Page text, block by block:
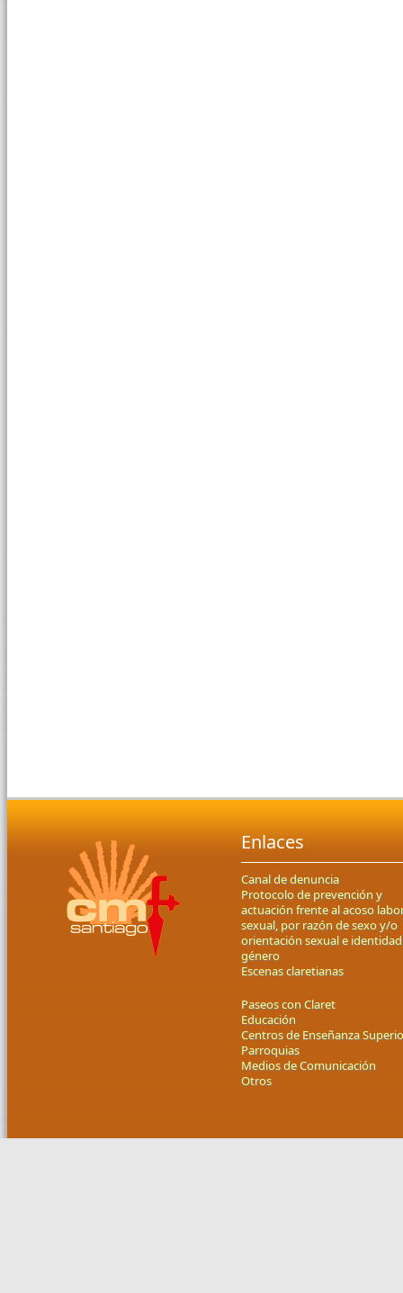
Enlaces
Canal de denuncia
Protocolo de prevención y
actuación frente al acoso
sexual, por razón de sexo y/o
orientación sexual e
género
Escenas claretianas
Paseos con Claret
Educación
Centros de Enseñanza
Parroquias
Medios de Comunicación
Otros